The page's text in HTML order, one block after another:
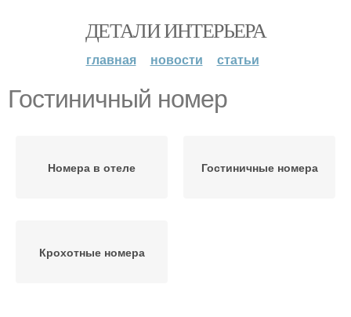
ДЕТАЛИ ИНТЕРЬЕРА
главная новости статьи
Гостиничный номер
Номера в отеле Гостиничные номера
Крохотные номера